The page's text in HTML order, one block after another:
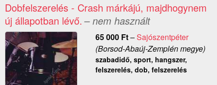
Dobfelszerelés - Crash márkájú, majdhogynem
új állapotban lévő. – nem használt
65 000 Ft–Sajószentpéter
(Borsod-Abaúj-Zemplén megye)
szabadidő, sport, hangszer,
felszerelés, dob, felszerelés